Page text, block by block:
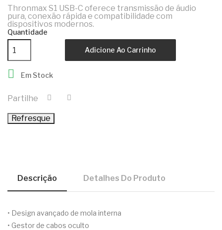
Thronmax S1 USB-C oferece transmissão de áudio
pura, conexão rápida e compatibilidade com
dispositivos modernos.
Quantidade
Adicione Ao Carrinho
 Em Stock
Partilhe
Descrição Detalhes Do Produto
• Design avançado de mola interna
• Gestor de cabos oculto